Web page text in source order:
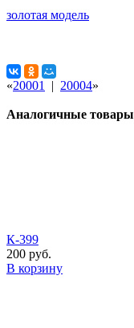
золотая модель
«20001 | 20004»
Аналогичные товары
К-399
200 руб.
В корзину